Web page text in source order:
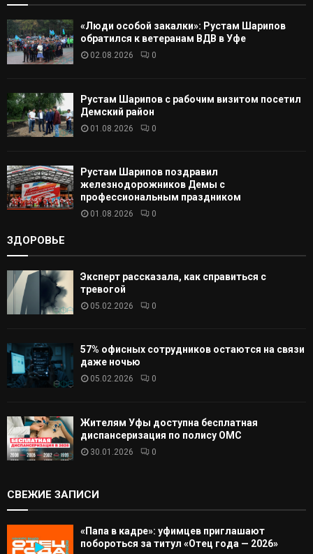
А
«Люди особой закалки»: Рустам Шарипов
обратился к ветеранам ВДВ в Уфе
02.08.2026 0
Рустам Шарипов с рабочим визитом посетил
Демский район
01.08.2026 0
Рустам Шарипов поздравил
железнодорожников Демы с
профессиональным праздником
01.08.2026 0
ЗДОРОВЬЕ
Эксперт рассказала, как справиться с
тревогой
05.02.2026 0
57% офисных сотрудников остаются на связи
даже ночью
05.02.2026 0
Жителям Уфы доступна бесплатная
диспансеризация по полису ОМС
30.01.2026 0
СВЕЖИЕ ЗАПИСИ
«Папа в кадре»: уфимцев приглашают
побороться за титул «Отец года — 2026»